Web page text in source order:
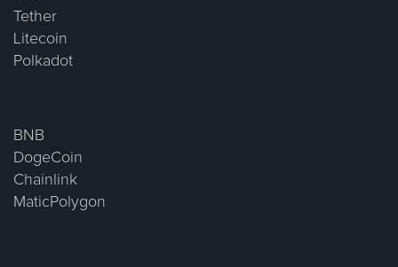
Tether
Litecoin
Polkadot
BNB
DogeCoin
Chainlink
MaticPolygon